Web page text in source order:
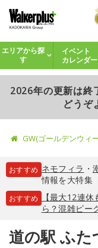
エリアから探
す
イベント
カレンダー
2026年の更新は終
どうぞ
GW(ゴールデンウィ
おすすめ ネモフィラ ・
情報を大特集
おすすめ
【最大12連
ら？混雑ピー
道の駅 ふた